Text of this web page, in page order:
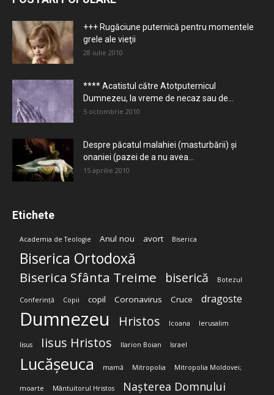
+++ Rugăciune puternică pentru momentele
grele ale vieţii
28 iulie 2010
**** Acatistul către Atotputernicul
Dumnezeu, la vreme de necaz sau de...
5 octombrie 2010
Despre păcatul malahiei (masturbării) şi
onaniei (pazei de a nu avea...
15 aprilie 2010
Etichete
Academia de Teologie Anul nou avort Biserica
Biserica Ortodoxă
Biserica Sfânta Treime biserică Botezul
Conferință Copii copil Coronavirus Cruce dragoste
Dumnezeu Hristos Icoana Ierusalim
Iisus Iisus Hristos Ilarion Boian Israel
Lucășeuca mamă Mitropolia Mitropolia Moldovei;
moarte Mântuitorul Hristos Nașterea Domnului